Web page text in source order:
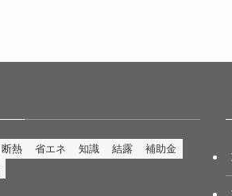
断熱 省エネ 知識 結露
補助金